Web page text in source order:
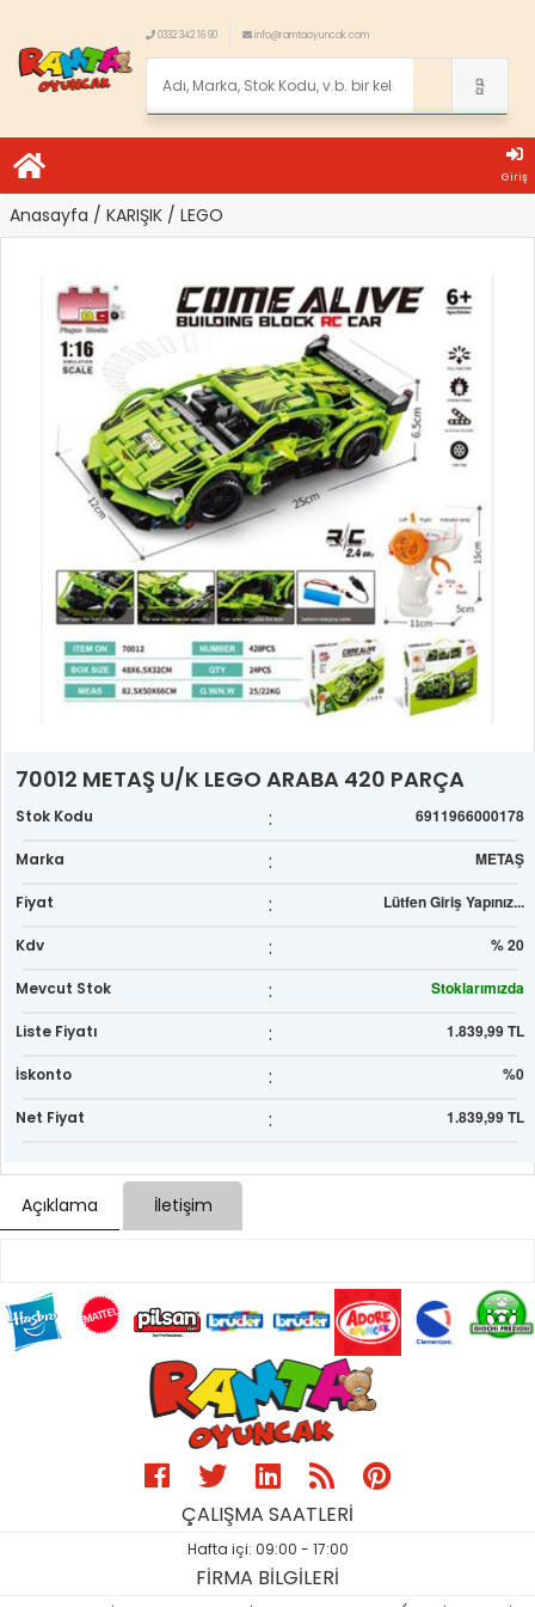
0332 342 16 90 info@ramtaoyuncak.com
Giriş
Anasayfa / KARIŞIK / LEGO
70012 METAŞ U/K LEGO ARABA 420 PARÇA
Stok Kodu : 6911966000178
Marka : METAŞ
Fiyat : Lütfen Giriş Yapınız...
Kdv : % 20
Mevcut Stok : Stoklarımızda
Liste Fiyatı : 1.839,99 TL
İskonto : %0
Net Fiyat : 1.839,99 TL
Açıklama İletişim
ÇALIŞMA SAATLERİ
Hafta içi: 09:00 - 17:00
FİRMA BİLGİLERİ